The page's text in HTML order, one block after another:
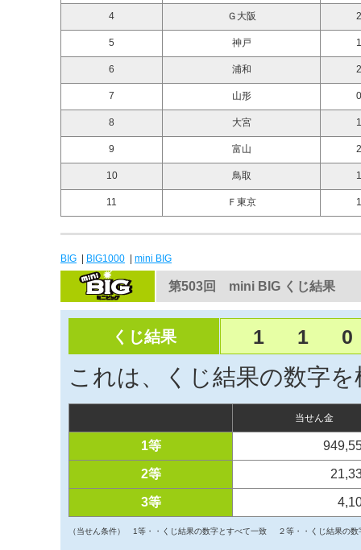
4 Ｇ大阪
5 神戸
6 浦和
7 山形
8 大宮
9 富山
10 鳥取
11 Ｆ東京
BIG BIG1000 mini BIG
第503回 mini BIG くじ結果
くじ結果 1 1 0
これは、くじ結果の数字
当せん金
1等
2等
3等
（当せん条件） 1等・・くじ結果の数字とすべて一致 ２等・・くじ結果の